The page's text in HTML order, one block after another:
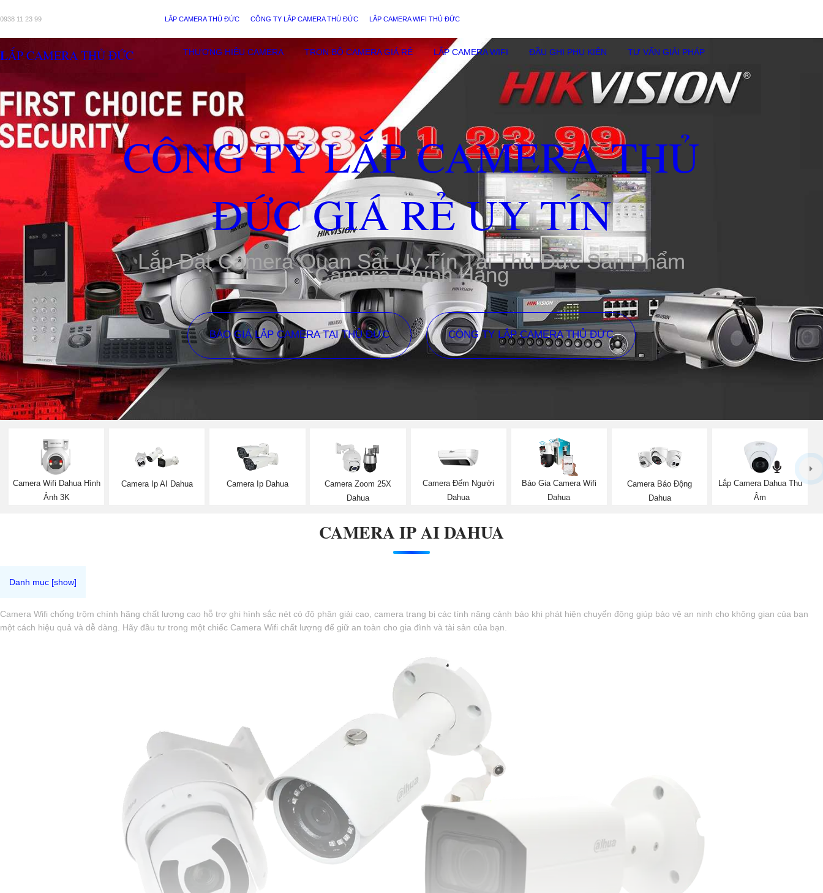
0938 11 23 99 LẮP CAMERA THỦ ĐỨC CÔNG TY LẮP CAMERA THỦ ĐỨC LẮP CAMERA WIFI THỦ ĐỨC
LẮP CAMERA THỦ ĐỨC THƯƠNG HIỆU CAMERA TRỌN BỘ CAMERA GIÁ RẺ LẮP CAMERA WIFI ĐẦU GHI PHỤ KIÊN TƯ VẤN GIẢI PHÁP
CÔNG TY LẮP CAMERA THỦ
ĐỨC GIÁ RẺ UY TÍN
Lắp Đặt Camera Quan Sát Uy Tín Tại Thủ Đức Sản Phẩm
Camera Chính Hãng
BÁO GIÁ LẮP CAMERA TẠI THỦ ĐỨC CÔNG TY LẮP CAMERA THỦ ĐỨC
Camera Wifi Dahua Hình
Ảnh 3K
Camera Ip AI Dahua Camera Ip Dahua
Camera Zoom 25X
Dahua
Camera Đếm Người
Dahua
Báo Gia Camera Wifi
Dahua
Camera Báo Động
Dahua
Lắp Camera Dahua Thu
Âm
CAMERA IP AI DAHUA
Camera Wifi chống trộm chính hãng chất lượng cao hỗ trợ ghi hình sắc nét có độ phân giải cao, camera trang bị các tính năng cảnh báo khi phát hiện chuyển động giúp bảo vệ an ninh cho không gian của bạn
một cách hiệu quả và dễ dàng. Hãy đầu tư trong một chiếc Camera Wifi chất lượng để giữ an toàn cho gia đình và tài sản của bạn.